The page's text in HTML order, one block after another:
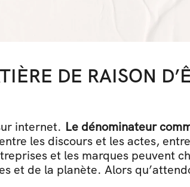
DE RAISON
internet. Le dénominateur
les discours et les actes,
et les marques peuvent
et de la planète. Alors